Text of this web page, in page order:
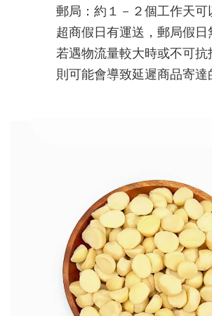
郵局：約１－２個工作天可
超商假日有運送，郵局假日
若遇物流量較大時或不可抗
則可能會導致延遲商品寄達